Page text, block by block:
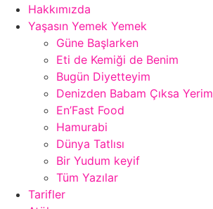
Hakkımızda
Yaşasın Yemek Yemek
Güne Başlarken
Eti de Kemiği de Benim
Bugün Diyetteyim
Denizden Babam Çıksa Yerim
En’Fast Food
Hamurabi
Dünya Tatlısı
Bir Yudum keyif
Tüm Yazılar
Tarifler